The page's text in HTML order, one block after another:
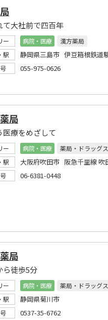
て大社前で四百年
ー 病院・医療
漢方薬局
駅
静岡県三島市 伊豆箱根鉄道
055-975-0626
局
医療をめざして
ー 病院・医療
薬局・ドラッグ
駅
大阪府吹田市 阪急千里線 吹
06-6381-0448
局
ら徒歩5分
ー 病院・医療
薬局・ドラッグ
駅
静岡県菊川市
0537-35-6762